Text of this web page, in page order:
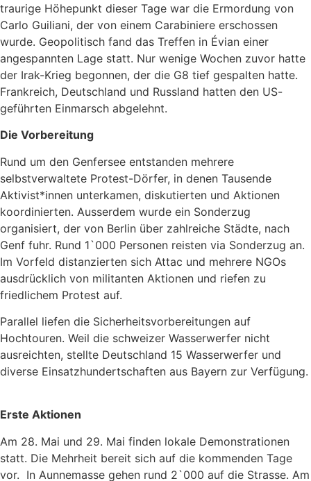
traurige Höhepunkt dieser Tage war die Ermordung von
Carlo Guiliani, der von einem Carabiniere erschossen
wurde. Geopolitisch fand das Treffen in Évian einer
angespannten Lage statt. Nur wenige Wochen zuvor hatte
der Irak-Krieg begonnen, der die G8 tief gespalten hatte.
Frankreich, Deutschland und Russland hatten den US-
geführten Einmarsch abgelehnt.
Die Vorbereitung
Rund um den Genfersee entstanden mehrere
selbstverwaltete Protest-Dörfer, in denen Tausende
Aktivist*innen unterkamen, diskutierten und Aktionen
koordinierten. Ausserdem wurde ein Sonderzug
organisiert, der von Berlin über zahlreiche Städte, nach
Genf fuhr. Rund 1`000 Personen reisten via Sonderzug an.
Im Vorfeld distanzierten sich Attac und mehrere NGOs
ausdrücklich von militanten Aktionen und riefen zu
friedlichem Protest auf.
Parallel liefen die Sicherheitsvorbereitungen auf
Hochtouren. Weil die schweizer Wasserwerfer nicht
ausreichten, stellte Deutschland 15 Wasserwerfer und
diverse Einsatzhundertschaften aus Bayern zur Verfügung.
Erste Aktionen
Am 28. Mai und 29. Mai finden lokale Demonstrationen
statt. Die Mehrheit bereit sich auf die kommenden Tage
vor. In Aunnemasse gehen rund 2`000 auf die Strasse. Am